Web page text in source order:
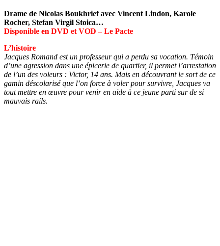
Drame de Nicolas Boukhrief avec Vincent Lindon, Karole
Rocher, Stefan Virgil Stoica…
Disponible en DVD et VOD – Le Pacte
L’histoire
Jacques Romand est un professeur qui a perdu sa vocation. Témoin
d’une agression dans une épicerie de quartier, il permet l’arrestation
de l’un des voleurs : Victor, 14 ans. Mais en découvrant le sort de ce
gamin déscolarisé que l’on force à voler pour survivre, Jacques va
tout mettre en œuvre pour venir en aide à ce jeune parti sur de si
mauvais rails.